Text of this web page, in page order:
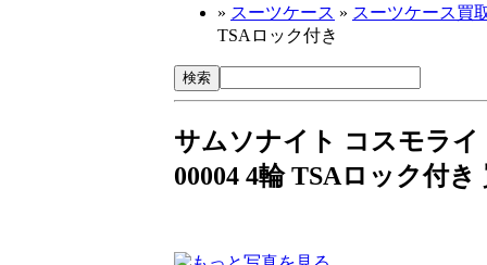
» スーツケース » スーツケース買
TSAロック付き
サムソナイト コスモライ
00004 4輪 TSAロック付き